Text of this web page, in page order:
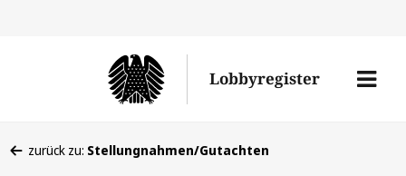
Lobbyregister
Menü
befinden
zurück zu: Stellungnahmen/Gutachten